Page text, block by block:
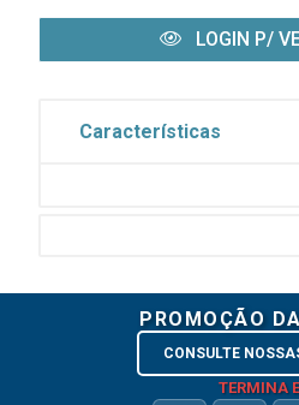
LOGIN P/
Características
PROMOÇÃO
CONSULTE
TERMINA